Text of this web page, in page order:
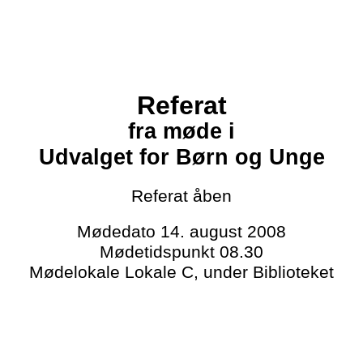
Referat
fra møde i
Udvalget for Børn og Unge
Referat åben
Mødedato 14. august 2008
Mødetidspunkt 08.30
Mødelokale Lokale C, under Biblioteket